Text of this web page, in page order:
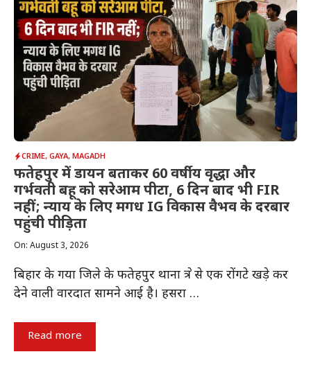
CRIME, GAYA, MAGADH
फतेहपुर में डायन बताकर 60 वर्षीय वृद्धा और
गर्भवती बहू को सरेआम पीटा, 6 दिन बाद भी FIR
नहीं; न्याय के लिए मगध IG विकास वैभव के दरबार
पहुंची पीड़िता
On: August 3, 2026
बिहार के गया जिले के फतेहपुर थाना क्षेत्र से एक रोंगटे खड़े कर
देने वाली वारदात सामने आई है। हसरा …
Read more